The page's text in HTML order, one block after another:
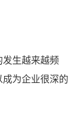
生越来越频
为企业很深的